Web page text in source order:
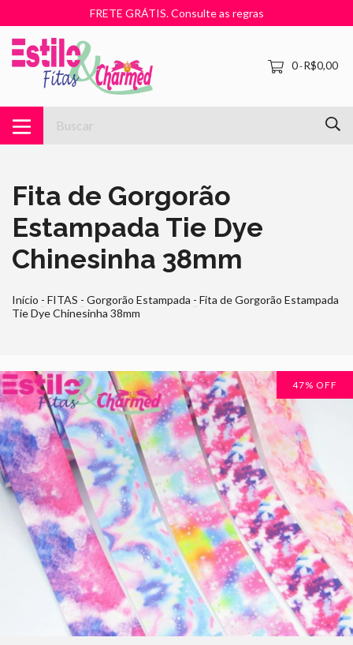
FRETE GRÁTIS. Consulte as regras
0-R$0,00
Fita de Gorgorão
Estampada Tie Dye
Chinesinha 38mm
Início - FITAS - Gorgorão Estampada - Fita de Gorgorão Estampada
Tie Dye Chinesinha 38mm
47% OFF